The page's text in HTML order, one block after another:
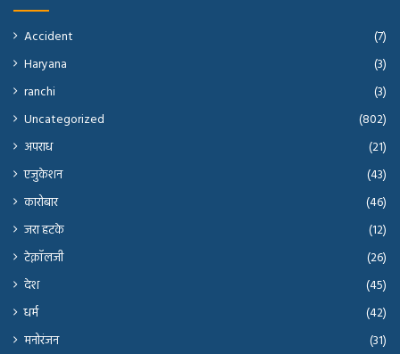
Accident
(7)
Haryana
(3)
ranchi
(3)
Uncategorized
(802)
अपराध
(21)
एजुकेशन
(43)
कारोबार
(46)
जरा हटके
(12)
टेक्नॉलजी
(26)
देश
(45)
धर्म
(42)
मनोरंजन
(31)